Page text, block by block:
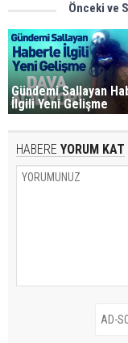
Önceki ve
Gündemi Sallayan
İlgili Yeni Gelişme
HABERE YORUM KAT